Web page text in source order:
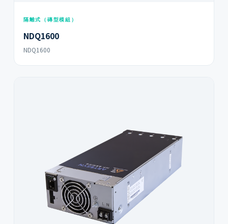
隔離式（磚型模組）
NDQ1600
NDQ1600